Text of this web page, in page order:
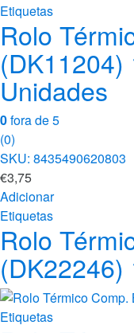
Etiquetas
Rolo
Unidades
0fora de 5
(0)
SKU: 8435490620803
€3,75
Adicionar
Etiquetas
Rolo
Etiquetas